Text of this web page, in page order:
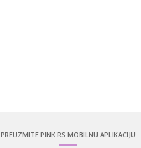
PREUZMITE PINK.RS MOBILNU APLIKACIJU